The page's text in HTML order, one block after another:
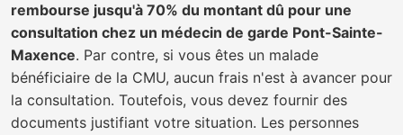
rembourse jusqu'à 70% du montant dû pour une
consultation chez un médecin de garde Pont-Sainte-
Maxence. Par contre, si vous êtes un malade
bénéficiaire de la CMU, aucun frais n'est à avancer pour
la consultation. Toutefois, vous devez fournir des
documents justifiant votre situation. Les personnes